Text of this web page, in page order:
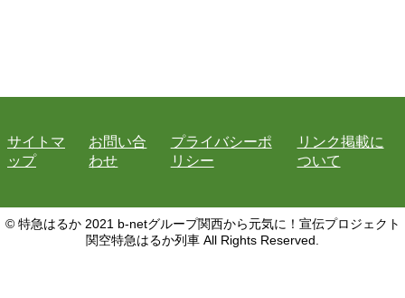
サイトマ
ップ
お問い合
わせ
プライバシーポ
リシー
リンク掲載に
ついて
© 特急はるか 2021 b-netグループ関西から元気に！宣伝プロジェクト
関空特急はるか列車 All Rights Reserved.